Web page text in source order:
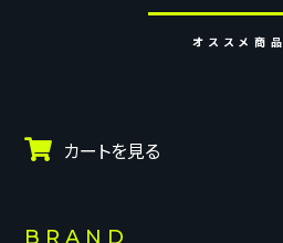
カートを見る
BRAND
オススメ商品